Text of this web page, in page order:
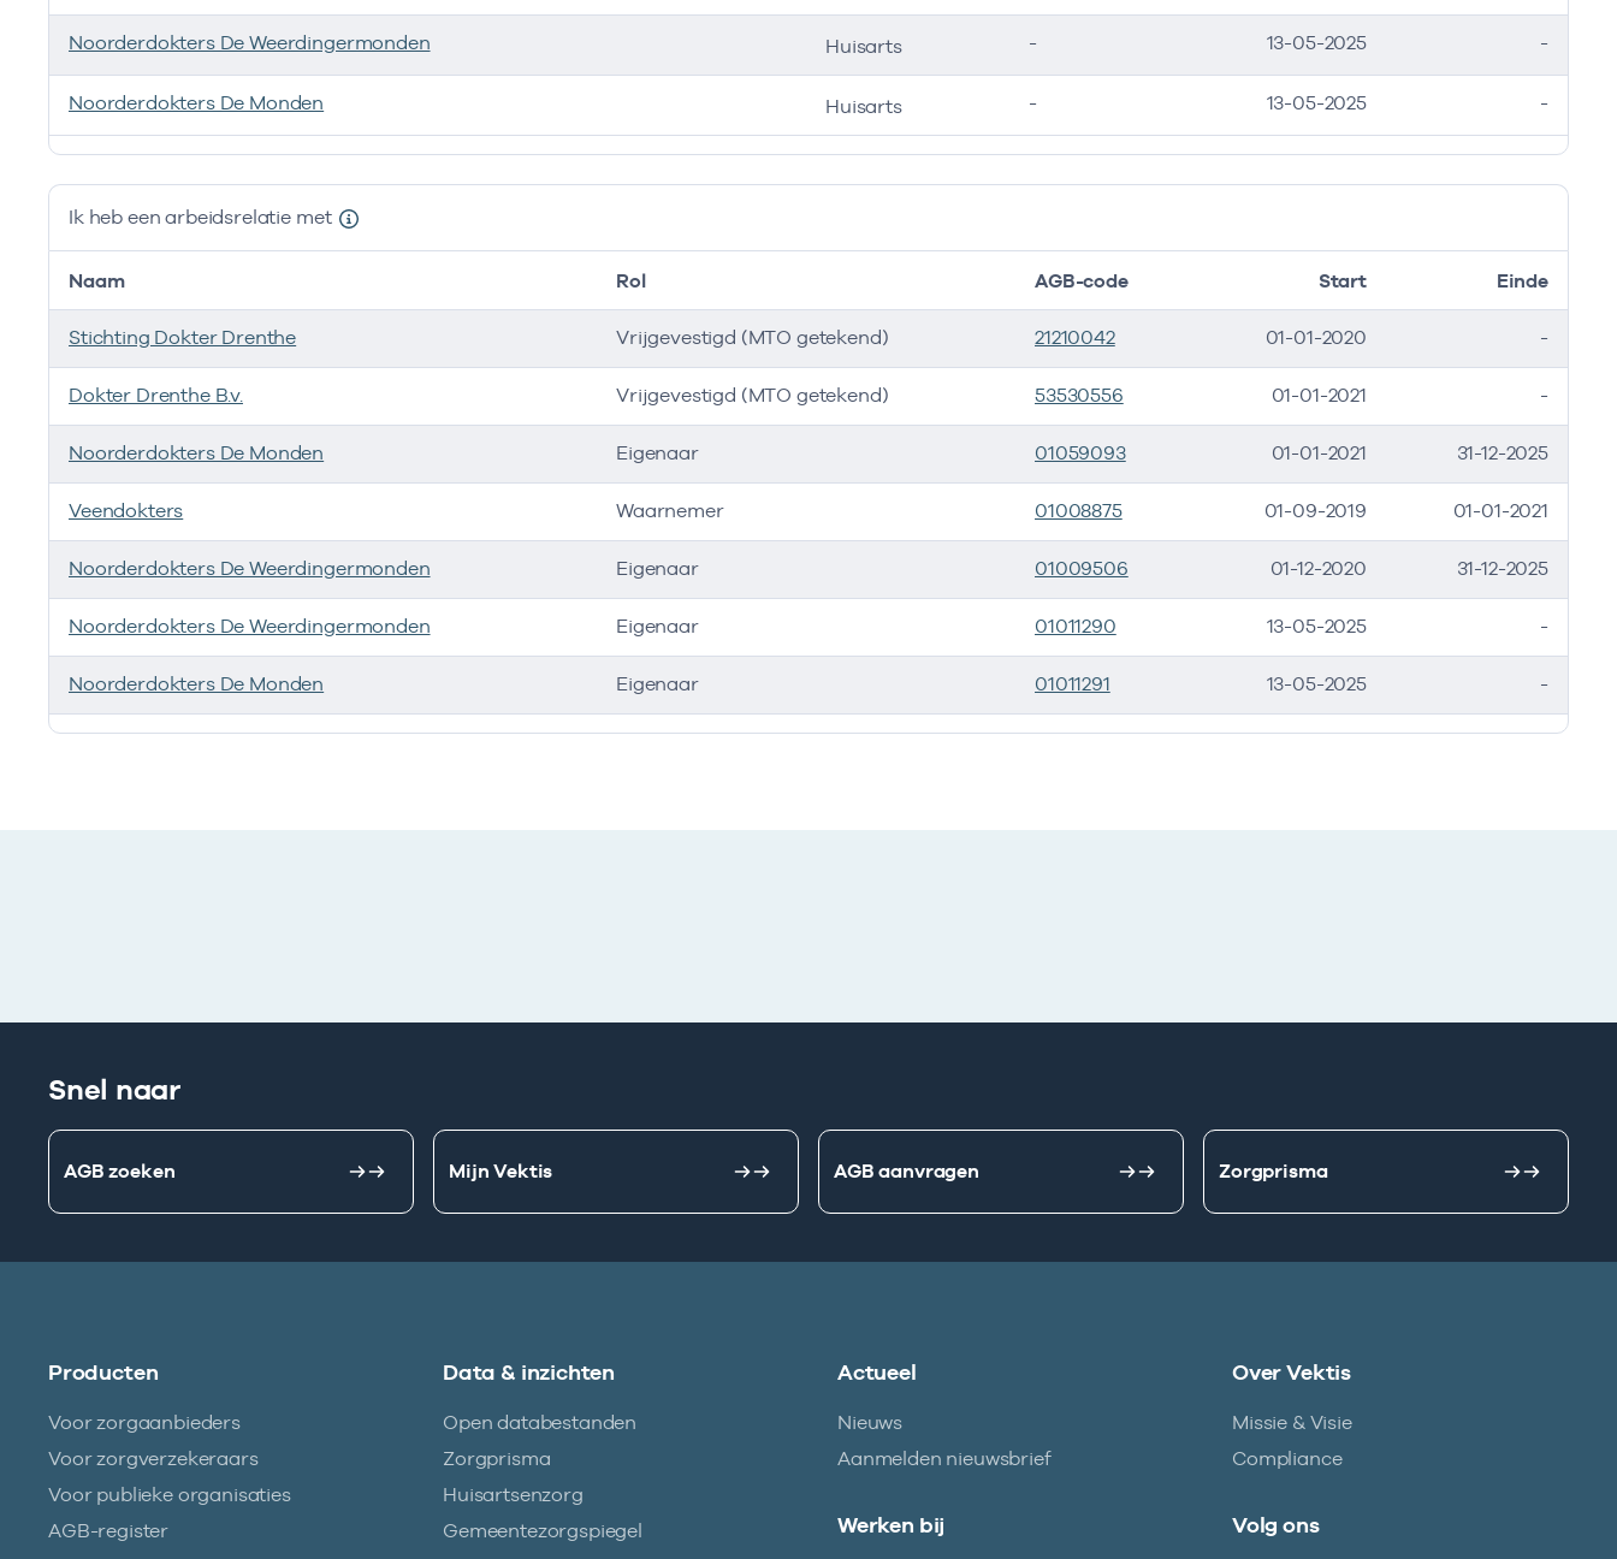
Ik ben werkzaam bij de volgende vestigingen
Noorderdokters De Weerdingermonden Huisarts - 13-05-2025 -
Noorderdokters De Monden Huisarts - 13-05-2025 -
Ik heb een arbeidsrelatie met
Ik heb een arbeidsrelatie met
Naam Rol AGB-code Start Einde
Stichting Dokter Drenthe Vrijgevestigd (MTO getekend) 21210042 01-01-2020 -
Dokter Drenthe B.v. Vrijgevestigd (MTO getekend) 53530556 01-01-2021 -
Noorderdokters De Monden Eigenaar 01059093 01-01-2021 31-12-2025
Veendokters Waarnemer 01008875 01-09-2019 01-01-2021
Noorderdokters De Weerdingermonden Eigenaar 01009506 01-12-2020 31-12-2025
Noorderdokters De Weerdingermonden Eigenaar 01011290 13-05-2025 -
Noorderdokters De Monden Eigenaar 01011291 13-05-2025 -
Snel naar
AGB zoeken Mijn Vektis AGB aanvragen Zorgprisma
Producten
Voor zorgaanbieders
Voor zorgverzekeraars
Voor publieke organisaties
AGB-register
Data & inzichten
Open databestanden
Zorgprisma
Huisartsenzorg
Gemeentezorgspiegel
Actueel
Nieuws
Aanmelden nieuwsbrief
Over Vektis
Missie & Visie
Compliance
Werken bij Volg ons